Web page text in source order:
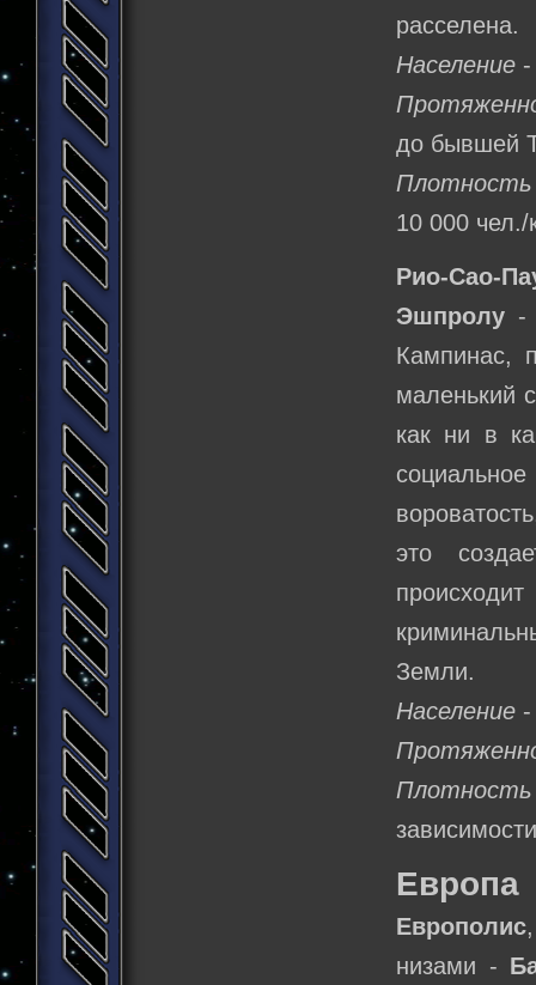
расселена.
Население
до бывшей
Плотность
10 000
Рио-Сао-
Эшпролу -
Кампинас,
маленький
как ни в
это
Земли.
Население
Плотность
Европа
Европолис
низами -